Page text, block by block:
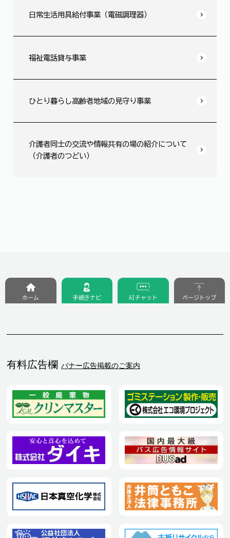
日常生活用具給付事業（電磁調理器）
福祉電話貸与事業
ひとり暮らし高齢者地域の見守り事業
介護者同士の交流や情報共有の場の紹介について
（介護者のつどい）
有料広告欄 バナー広告掲載のご案内
ホーム 手続きナビ AIチャット ページトップ